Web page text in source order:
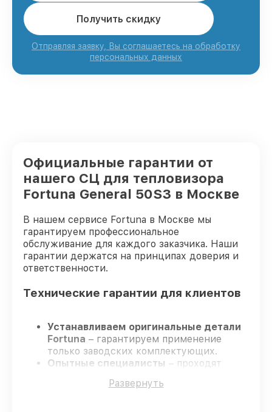
Получить скидку
Отправляя заявку, Вы соглашаетесь на обработку
персональных данных
Официальные гарантии от
нашего СЦ для тепловизора
Fortuna General 50S3 в Москве
В нашем сервисе Fortuna в Москве мы
гарантируем профессиональное
обслуживание для каждого заказчика. Наши
гарантии держатся на принципах доверия и
ответственности.
Технические гарантии для клиентов
Устанавливаем оригинальные детали
Fortuna – гарантируем применение
только заводских комплектующих.
Опытные специалисты – проходят
надёжную работу устройства после
Развернуть